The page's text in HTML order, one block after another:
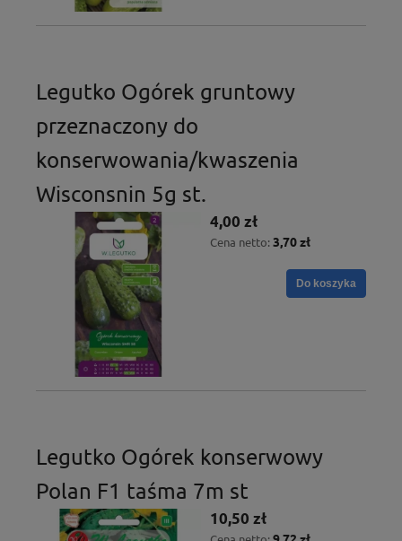
Legutko Ogórek gruntowy
przeznaczony do
konserwowania/kwaszenia
Wisconsnin 5g st.
4,00 zł
Cena netto: 3,70 zł
Do koszyka
Legutko Ogórek konserwowy
Polan F1 taśma 7m st
10,50 zł